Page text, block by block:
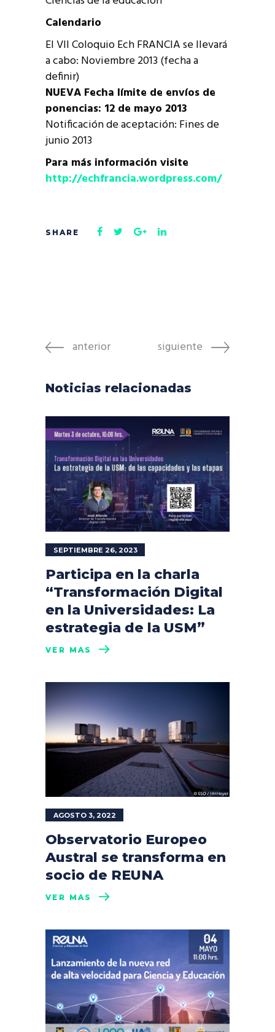
Calendario
El VII Coloquio Ech FRANCIA se llevará
a cabo: Noviembre 2013 (fecha a
definir)
NUEVA Fecha límite de envíos de
ponencias: 12 de mayo 2013
Notificación de aceptación: Fines de
junio 2013
Para más información visite
http://echfrancia.wordpress.com/
anterior siguiente
Noticias relacionadas
SEPTIEMBRE 26, 2023
Participa en la charla
“Transformación Digital
en la Universidades: La
estrategia de la USM”
VER MÁS
AGOSTO 3, 2022
Observatorio Europeo
Austral se transforma en
socio de REUNA
VER MÁS